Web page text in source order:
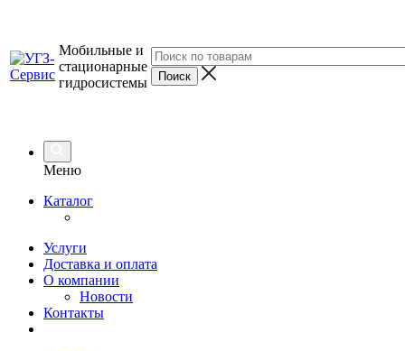
Мобильные и
стационарные
гидросистемы
Меню
Каталог
Услуги
Доставка и оплата
О компании
Новости
Контакты